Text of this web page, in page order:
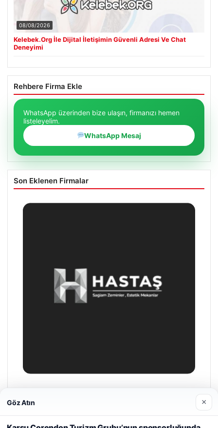
08/08/2026
Kelebek.Org İle Dijital İletişimin Güvenli Adresi Ve Chat
Deneyimi
Rehbere Firma Ekle
WhatsApp üzerinden bize ulaşın, firmanızı hemen
listeleyelim.
WhatsApp Mesaj
Son Eklenen Firmalar
28/04/2026
Göz Atın ×